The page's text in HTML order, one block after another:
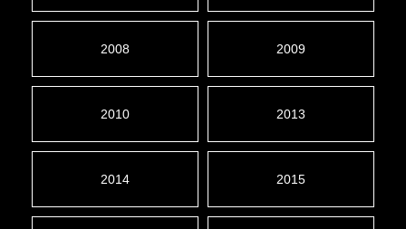
2008 2009
2010 2013
2014 2015